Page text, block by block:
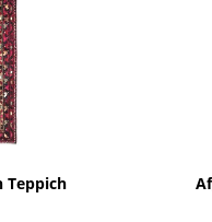
Teppich